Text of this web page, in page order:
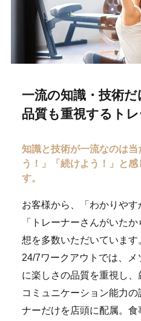
一流の知識・技術だ
品質も重視するト
知識と技術が一流なのは当
う！」「続けよう！」と
す。
お客様から、「わかりやす
「トレーナーさんがいた
想を多数いただいています
24/7ワークアウトでは、
に楽しさの品質を重視し、
コミュニケーション能力
ナーだけを店頭に配属。